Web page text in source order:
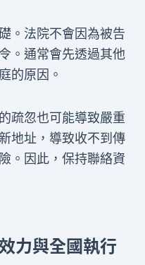
。法院不會因為被告
。通常會先透過其他
的原因。
疏忽也可能導致嚴重
地址，導致收不到傳
。因此，保持聯絡資
力與全國執行